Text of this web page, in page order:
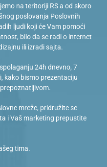
na teritoriji RS a od skoro
poslovanja Poslovnih
ljudi koji će Vam pomoći
bilo da se radi o internet
ili izradi sajta.
24h dnevno, 7
kako bismo prezentaciju
mreže, pridružite se
i Vaš marketing prepustite
tima.